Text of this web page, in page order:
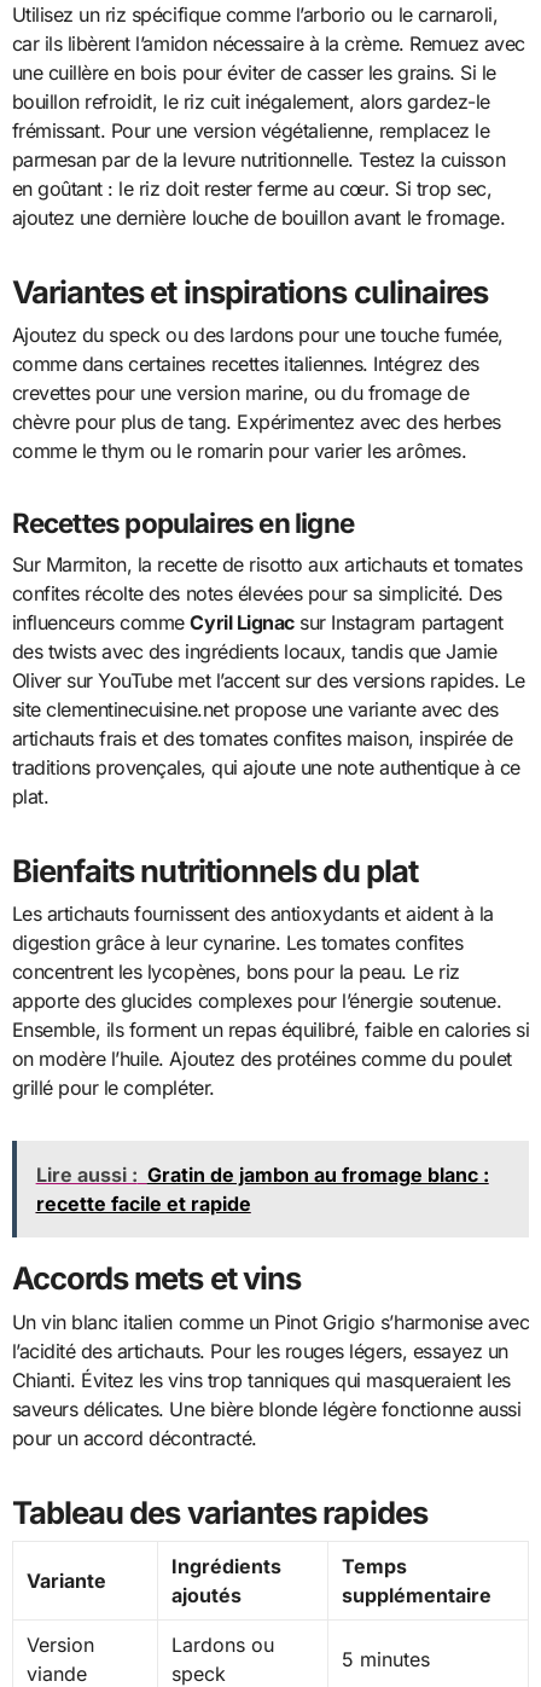
Utilisez un riz spécifique comme l’arborio ou le carnaroli,
car ils libèrent l’amidon nécessaire à la crème. Remuez avec
une cuillère en bois pour éviter de casser les grains. Si le
bouillon refroidit, le riz cuit inégalement, alors gardez-le
frémissant. Pour une version végétalienne, remplacez le
parmesan par de la levure nutritionnelle. Testez la cuisson
en goûtant : le riz doit rester ferme au cœur. Si trop sec,
ajoutez une dernière louche de bouillon avant le fromage.
Variantes et inspirations culinaires
Ajoutez du speck ou des lardons pour une touche fumée,
comme dans certaines recettes italiennes. Intégrez des
crevettes pour une version marine, ou du fromage de
chèvre pour plus de tang. Expérimentez avec des herbes
comme le thym ou le romarin pour varier les arômes.
Recettes populaires en ligne
Sur Marmiton, la recette de risotto aux artichauts et tomates
confites récolte des notes élevées pour sa simplicité. Des
influenceurs commeCyril Lignacsur Instagram partagent
des twists avec des ingrédients locaux, tandis que Jamie
Oliver sur YouTube met l’accent sur des versions rapides. Le
site clementinecuisine.net propose une variante avec des
artichauts frais et des tomates confites maison, inspirée de
traditions provençales, qui ajoute une note authentique à ce
plat.
Bienfaits nutritionnels du plat
Les artichauts fournissent des antioxydants et aident à la
digestion grâce à leur cynarine. Les tomates confites
concentrent les lycopènes, bons pour la peau. Le riz
apporte des glucides complexes pour l’énergie soutenue.
Ensemble, ils forment un repas équilibré, faible en calories si
on modère l’huile. Ajoutez des protéines comme du poulet
grillé pour le compléter.
Lire aussi : Gratin de jambon au fromage blanc :
recette facile et rapide
Accords mets et vins
Un vin blanc italien comme un Pinot Grigio s’harmonise avec
l’acidité des artichauts. Pour les rouges légers, essayez un
Chianti. Évitez les vins trop tanniques qui masqueraient les
saveurs délicates. Une bière blonde légère fonctionne aussi
pour un accord décontracté.
Tableau des variantes rapides
Variante
Ingrédients
ajoutés
Temps
supplémentaire
Version
viande
Lardons ou
speck
5 minutes